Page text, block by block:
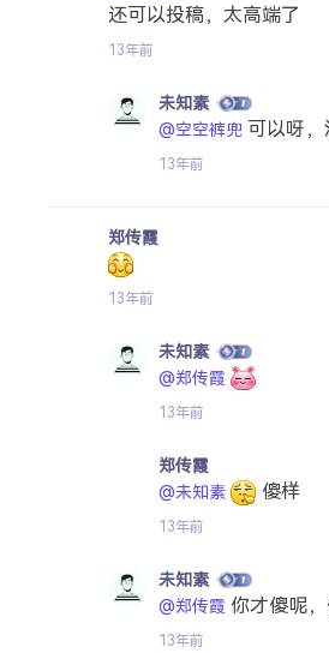
还可以投稿，太高端了
13年前
未知素
@空空裤兜 可以呀，
13年前
郑传霞
13年前
未知素
@郑传霞
13年前
郑传霞
@未知素
傻样
13年前
未知素
@郑传霞 你才傻呢
13年前